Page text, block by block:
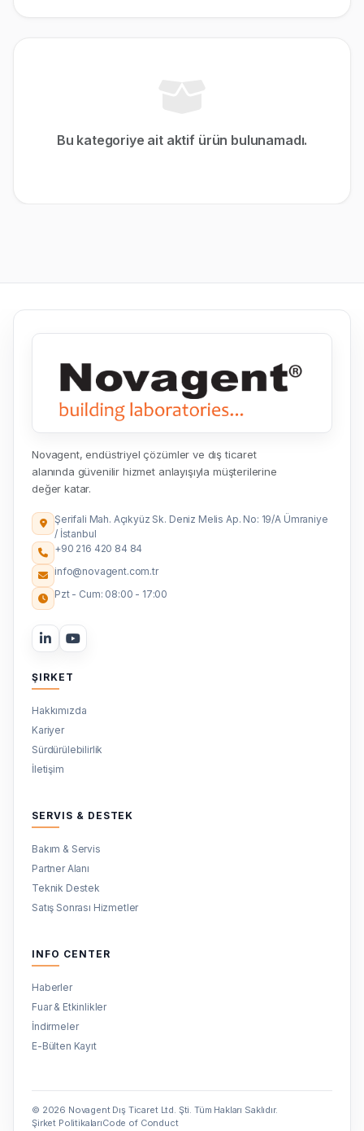
Bu kategoriye ait aktif ürün bulunamadı.
Novagent, endüstriyel çözümler ve dış ticaret
alanında güvenilir hizmet anlayışıyla müşterilerine
değer katar.
Şerifali Mah. Açıkyüz Sk. Deniz Melis Ap. No: 19/A Ümraniye
/ İstanbul
+90 216 420 84 84
info@novagent.com.tr
Pzt - Cum: 08:00 - 17:00
ŞIRKET
Hakkımızda
Kariyer
Sürdürülebilirlik
İletişim
SERVIS & DESTEK
Bakım & Servis
Partner Alanı
Teknik Destek
Satış Sonrası Hizmetler
INFO CENTER
Haberler
Fuar & Etkinlikler
İndirmeler
E-Bülten Kayıt
© 2026 Novagent Dış Ticaret Ltd. Şti. Tüm Hakları Saklıdır.
Şirket PolitikalarıCode of Conduct